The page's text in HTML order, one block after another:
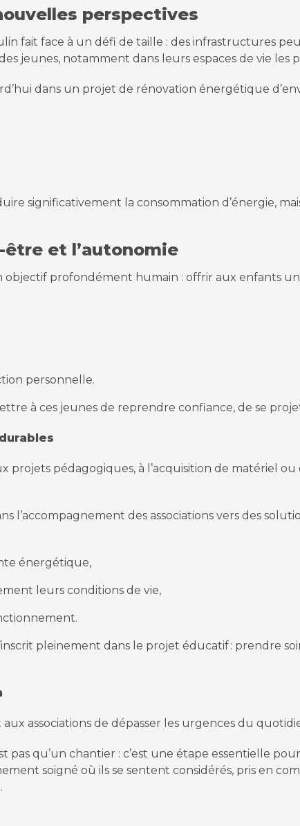
perspectives
fait face à un défi de taille : des infrastructures
jeunes, notamment dans leurs espaces de vie les
dans un projet de rénovation énergétique
significativement la consommation d’énergie,
et l’autonomie
objectif profondément humain : offrir aux enfants
personnelle.
à ces jeunes de reprendre confiance, de se
projets pédagogiques, à l’acquisition de matériel
l’accompagnement des associations vers des
énergétique,
leurs conditions de vie,
pleinement dans le projet éducatif : prendre
associations de dépasser les urgences du
pas qu’un chantier : c’est une étape essentielle
soigné où ils se sentent considérés, pris en